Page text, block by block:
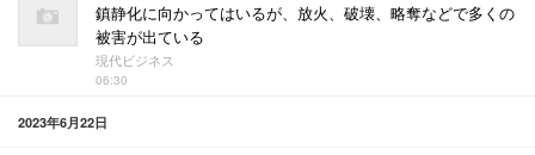
鎮静化に向かってはいるが、放火、破壊、略奪などで多くの
被害が出ている
現代ビジネス
06:30
2023年6月22日